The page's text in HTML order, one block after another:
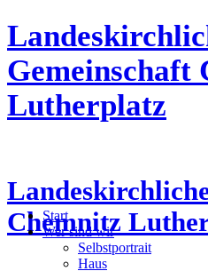
Gemeinschaft
Lutherplatz
Chemnitz
Start
Wer sind wir
Selbstportrait
Haus